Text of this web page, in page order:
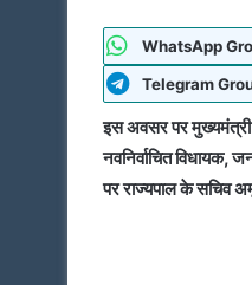
WhatsApp
Telegram
इस अवसर पर मुख्यमंत्री
नवनिर्वाचित
पर राज्यपाल के सचिव